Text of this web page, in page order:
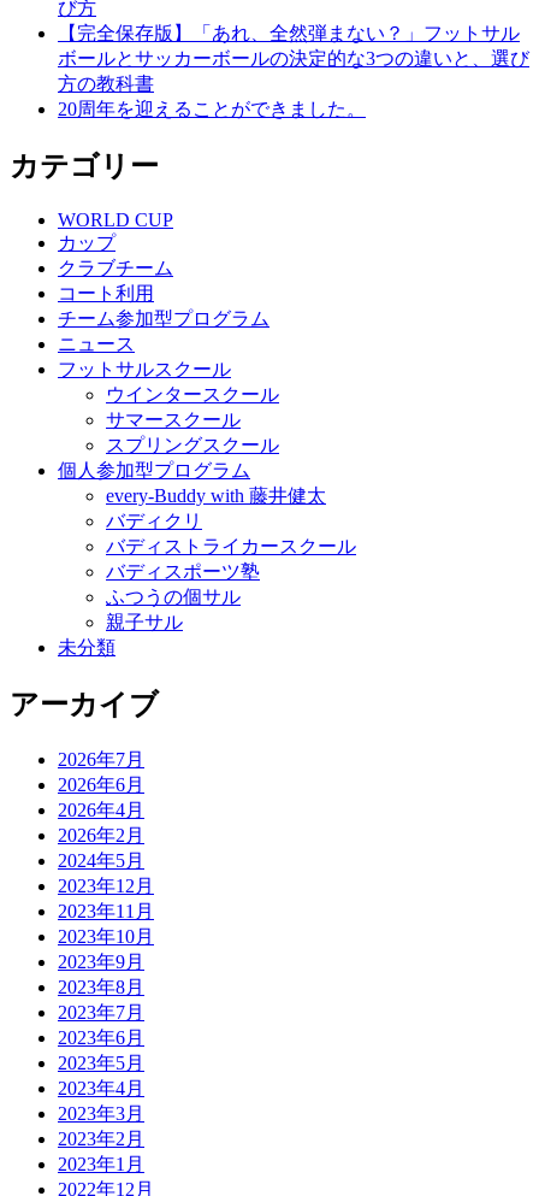
び方
【完全保存版】「あれ、全然弾まない？」フットサル
ボールとサッカーボールの決定的な3つの違いと、選び
方の教科書
20周年を迎えることができました。
カテゴリー
WORLD CUP
カップ
クラブチーム
コート利用
チーム参加型プログラム
ニュース
フットサルスクール
ウインタースクール
サマースクール
スプリングスクール
個人参加型プログラム
every-Buddy with 藤井健太
バディクリ
バディストライカースクール
バディスポーツ塾
ふつうの個サル
親子サル
未分類
アーカイブ
2026年7月
2026年6月
2026年4月
2026年2月
2024年5月
2023年12月
2023年11月
2023年10月
2023年9月
2023年8月
2023年7月
2023年6月
2023年5月
2023年4月
2023年3月
2023年2月
2023年1月
2022年12月